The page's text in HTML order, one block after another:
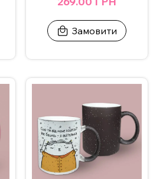
Замовити